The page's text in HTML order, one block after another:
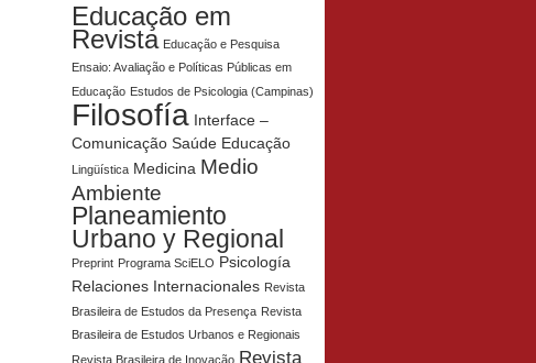
Educação em
Revista Educação e Pesquisa
Ensaio: Avaliação e Políticas Públicas em
Educação Estudos de Psicologia (Campinas)
Filosofía Interface –
Comunicação Saúde Educação
Lingüística Medicina Medio
Ambiente
Planeamiento
Urbano y Regional
Preprint Programa SciELO Psicología
Relaciones Internacionales Revista
Brasileira de Estudos da Presença Revista
Brasileira de Estudos Urbanos e Regionais
Revista Brasileira de Inovação Revista